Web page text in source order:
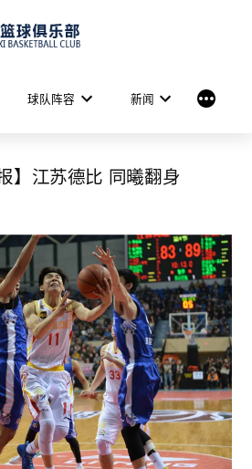
球队阵容 新闻 More
】江苏德比 同曦翻身